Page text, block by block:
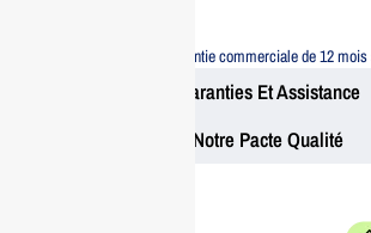
Bénéficiez d’une garantie commerciale de 12
Garanties Et Assistance
Notre Pacte Qualité